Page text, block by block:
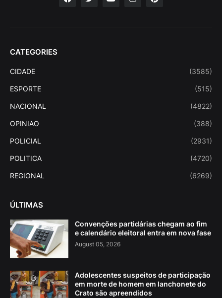
CATEGORIES
CIDADE (3585)
ESPORTE (515)
NACIONAL (4822)
OPINIAO (388)
POLICIAL (2931)
POLITICA (4720)
REGIONAL (6269)
ÚLTIMAS
Convenções partidárias chegam ao fim
e calendário eleitoral entra em nova fase
August 05, 2026
Adolescentes suspeitos de participação
em morte de homem em lanchonete do
Crato são apreendidos